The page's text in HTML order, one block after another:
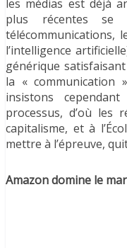
les médias est déjà
plus récentes se
télécommunications,
l’intelligence
générique
la « communication
insistons
processus, d’où les
capitalisme, et à
mettre à l’épreuve,
Amazon domine le